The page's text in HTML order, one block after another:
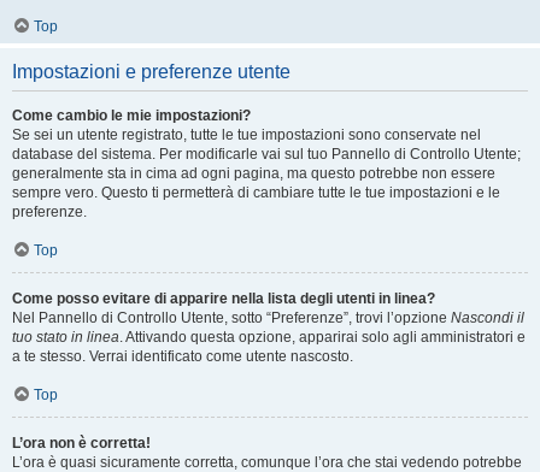
Top
Impostazioni e preferenze utente
Come cambio le mie impostazioni?
Se sei un utente registrato, tutte le tue impostazioni sono conservate nel
database del sistema. Per modificarle vai sul tuo Pannello di Controllo Utente;
generalmente sta in cima ad ogni pagina, ma questo potrebbe non essere
sempre vero. Questo ti permetterà di cambiare tutte le tue impostazioni e le
preferenze.
Top
Come posso evitare di apparire nella lista degli utenti in linea?
Nel Pannello di Controllo Utente, sotto “Preferenze”, trovi l’opzione Nascondi il
tuo stato in linea. Attivando questa opzione, apparirai solo agli amministratori e
a te stesso. Verrai identificato come utente nascosto.
Top
L’ora non è corretta!
L’ora è quasi sicuramente corretta, comunque l’ora che stai vedendo potrebbe